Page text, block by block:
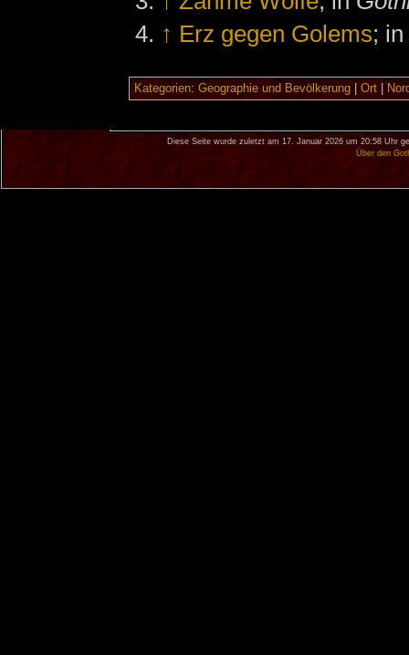
↑ Erz gegen Golems;
Kategorien: Geographie und Bevölkerung| Ort|
Diese Seite wurde zuletzt am 17. Januar 2026 um 20:58 Uhr
Über den